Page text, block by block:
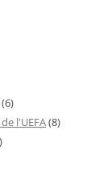
(6)
l'UEFA(8)